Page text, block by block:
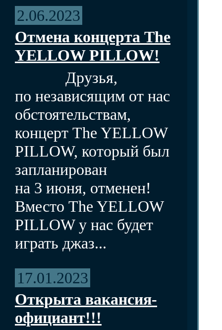
2.06.2023
Отмена концерта The
YELLOW PILLOW!
Друзья,
по независящим от нас
обстоятельствам,
концерт The YELLOW
PILLOW, который был
запланирован
на 3 июня, отменен!
Вместо The YELLOW
PILLOW у нас будет
играть джаз...
17.01.2023
Открыта вакансия-
официант!!!